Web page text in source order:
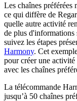
Les chaînes préférées
ce qui diffère de
quelle autre activité
de plus d'informations
suivez les étapes
Harmony. Cet
pour créer une
avec les chaînes
La télécommande
jusqu’à 50 chaînes